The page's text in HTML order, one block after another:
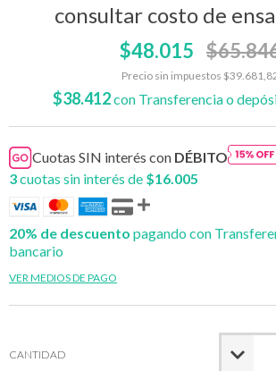
consultar costo de
$48.015
Precio sin impuestos
$38.412con Transferencia o
Cuotas SIN interés con DÉBITO
3cuotas sin interés de $16.005
20% de descuento pagando con
bancario
VER MEDIOS DE PAGO
CANTIDAD